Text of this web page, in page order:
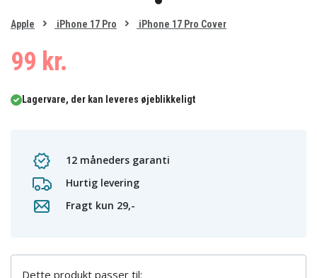
item
0
of
Apple iPhone 17 Pro iPhone 17 Pro Cover
99 kr.
Lagervare, der kan leveres øjeblikkeligt
12 måneders garanti
Hurtig levering
Fragt kun 29,-
Dette produkt passer til: